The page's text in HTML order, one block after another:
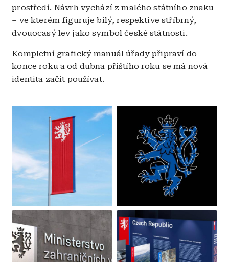
prostředí. Návrh vychází z malého státního znaku
– ve kterém figuruje bílý, respektive stříbrný,
dvouocasý lev jako symbol české státnosti.
Kompletní grafický manuál úřady připraví do
konce roku a od dubna příštího roku se má nová
identita začít používat.
Obrázek Obrázek
Obrázek Obrázek